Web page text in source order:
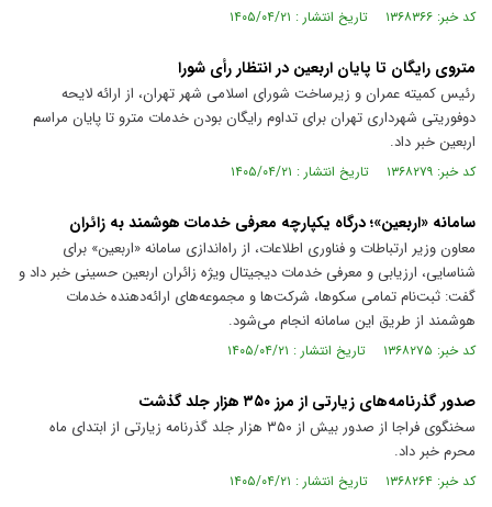
کد خبر: ۱۳۶۸۳۶۶ تاریخ انتشار : ۱۴۰۵/۰۴/۲۱
متروی رایگان تا پایان اربعین در انتظار رأی شورا
رئیس کمیته عمران و زیرساخت شورای اسلامی شهر تهران، از ارائه لایحه
دوفوریتی شهرداری تهران برای تداوم رایگان بودن خدمات مترو تا پایان مراسم
اربعین خبر داد.
کد خبر: ۱۳۶۸۲۷۹ تاریخ انتشار : ۱۴۰۵/۰۴/۲۱
سامانه «اربعین»؛ درگاه یکپارچه معرفی خدمات هوشمند به زائران
معاون وزیر ارتباطات و فناوری اطلاعات، از راه‌اندازی سامانه «اربعین» برای
شناسایی، ارزیابی و معرفی خدمات دیجیتال ویژه زائران اربعین حسینی خبر داد و
گفت: ثبت‌نام تمامی سکوها، شرکت‌ها و مجموعه‌های ارائه‌دهنده خدمات
هوشمند از طریق این سامانه انجام می‌شود.
کد خبر: ۱۳۶۸۲۷۵ تاریخ انتشار : ۱۴۰۵/۰۴/۲۱
صدور گذرنامه‌های زیارتی از مرز ۳۵۰ هزار جلد گذشت
سخنگوی فراجا از صدور بیش از ۳۵۰ هزار جلد گذرنامه زیارتی از ابتدای ماه
محرم خبر داد.
کد خبر: ۱۳۶۸۲۶۴ تاریخ انتشار : ۱۴۰۵/۰۴/۲۱